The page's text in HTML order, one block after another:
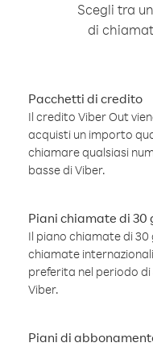
Scegli tra
di
Pacchetti di credito
Il credito Viber Out
acquisti un importo
chiamare qualsiasi
basse di Viber.
Piani chiamate di 30
Il piano chiamate di
chiamate
preferita nel periodo
Viber.
Piani di